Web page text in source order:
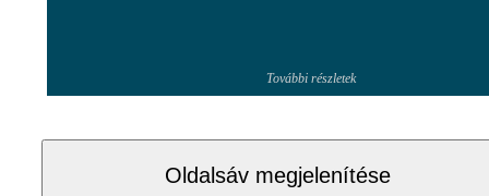
További részletek
Oldalsáv megjelenítése